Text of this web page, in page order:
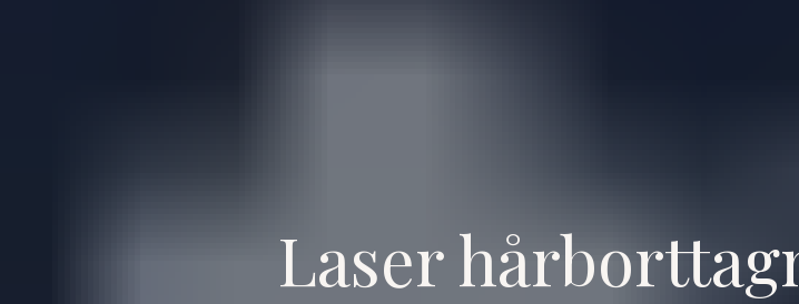
Laser